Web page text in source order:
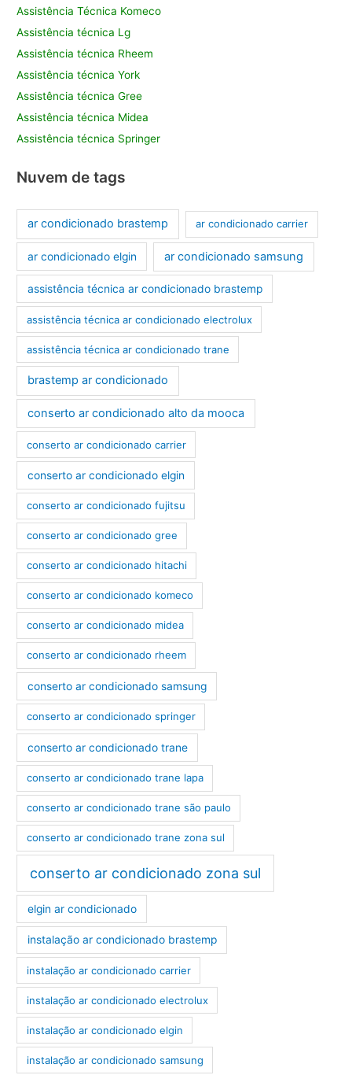
Assistência Técnica Komeco
Assistência técnica Lg
Assistência técnica Rheem
Assistência técnica York
Assistência técnica Gree
Assistência técnica Midea
Assistência técnica Springer
Nuvem de tags
ar condicionado brastemp ar condicionado carrier
ar condicionado elgin ar condicionado samsung
assistência técnica ar condicionado brastemp
assistência técnica ar condicionado electrolux
assistência técnica ar condicionado trane
brastemp ar condicionado
conserto ar condicionado alto da mooca
conserto ar condicionado carrier
conserto ar condicionado elgin
conserto ar condicionado fujitsu
conserto ar condicionado gree
conserto ar condicionado hitachi
conserto ar condicionado komeco
conserto ar condicionado midea
conserto ar condicionado rheem
conserto ar condicionado samsung
conserto ar condicionado springer
conserto ar condicionado trane
conserto ar condicionado trane lapa
conserto ar condicionado trane são paulo
conserto ar condicionado trane zona sul
conserto ar condicionado zona sul
elgin ar condicionado
instalação ar condicionado brastemp
instalação ar condicionado carrier
instalação ar condicionado electrolux
instalação ar condicionado elgin
instalação ar condicionado samsung